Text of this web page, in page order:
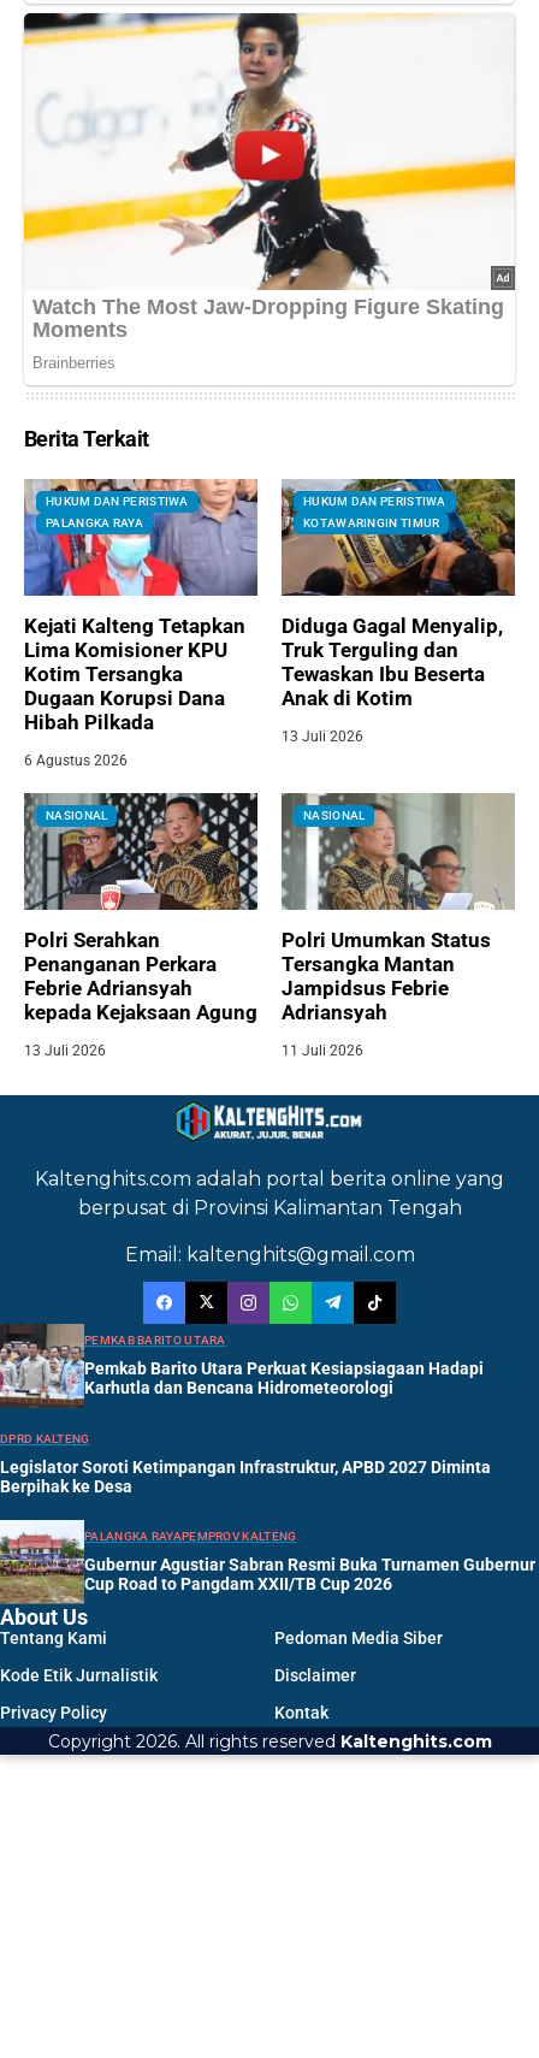
Berita Terkait
HUKUM DAN PERISTIWA
PALANGKA RAYA
Kejati Kalteng Tetapkan
Lima Komisioner KPU
Kotim Tersangka
Dugaan Korupsi Dana
Hibah Pilkada
6 Agustus 2026
HUKUM DAN PERISTIWA
KOTAWARINGIN TIMUR
Diduga Gagal Menyalip,
Truk Terguling dan
Tewaskan Ibu Beserta
Anak di Kotim
13 Juli 2026
NASIONAL
Polri Serahkan
Penanganan Perkara
Febrie Adriansyah
kepada Kejaksaan Agung
13 Juli 2026
NASIONAL
Polri Umumkan Status
Tersangka Mantan
Jampidsus Febrie
Adriansyah
11 Juli 2026
Kaltenghits.com adalah portal berita online yang
berpusat di Provinsi Kalimantan Tengah
Email: kaltenghits@gmail.com
PEMKAB BARITO UTARA
Pemkab Barito Utara Perkuat Kesiapsiagaan Hadapi
Karhutla dan Bencana Hidrometeorologi
DPRD KALTENG
Legislator Soroti Ketimpangan Infrastruktur, APBD 2027 Diminta
Berpihak ke Desa
PALANGKA RAYAPEMPROV KALTENG
Gubernur Agustiar Sabran Resmi Buka Turnamen Gubernur
Cup Road to Pangdam XXII/TB Cup 2026
About Us
Tentang Kami
Pedoman Media Siber
Kode Etik Jurnalistik
Disclaimer
Privacy Policy
Kontak
Copyright 2026. All rights reserved Kaltenghits.com